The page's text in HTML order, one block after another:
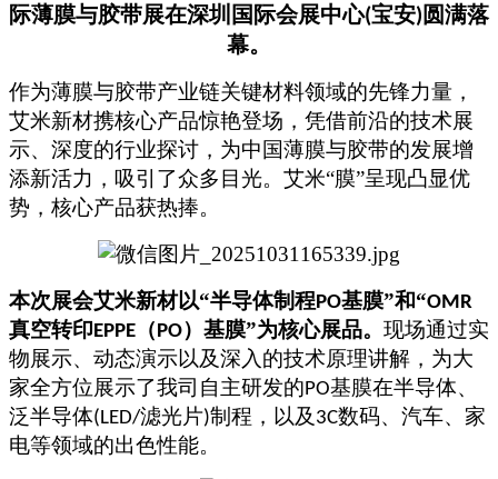
际薄膜与胶带展在深圳国际会展中心(宝安) 圆满落
幕。
作为薄膜与胶带产业链关键材料领域的先锋力量，
艾米新材携核心产品惊艳登场，凭借前沿的技术展
示、深度的行业探讨，为中国薄膜与胶带的发展增
添新活力，吸引了众多目光。艾米“膜”呈现凸显优
势，核心产品获热捧。
本次展会艾米新材以“半导体制程PO基膜”和“OMR
真空转印EPPE （PO）基膜”为核心展品。 现场通过实
物展示、动态演示以及深入的技术原理讲解，为大
家全方位展示了我司自主研发的PO基膜在半导体、
泛半导体(LED/滤光片)制程，以及 3C数码、汽车、家
电等领域的出色性能。